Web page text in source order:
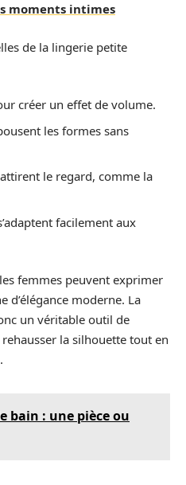
moments intimes
de la lingerie petite
créer un effet de volume.
les formes sans
le regard, comme la
facilement aux
femmes peuvent exprimer
d’élégance moderne. La
un véritable outil de
la silhouette tout en
bain : une pièce ou